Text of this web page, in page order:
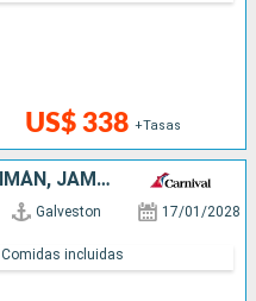
US$ 338 +Tasas
ESTADOS UNIDOS, ISLAS CAIMÁN, JAMAICA, HONDURAS, BELICE, MÉXICO
Galveston 17/01/2028
Comidas incluidas